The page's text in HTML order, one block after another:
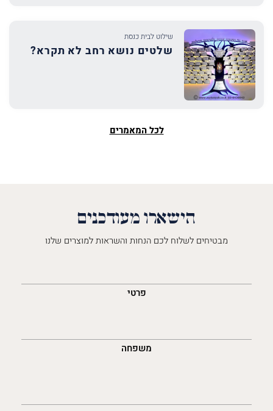
שילוט לבית כנסת
שלטים נושא רחב לא תקרא?
לכל המאמרים
הישארו מעודכנים
מבטיחים לשלוח לכם הנחות והשראות למוצרים שלנו
פרטי
משפחה